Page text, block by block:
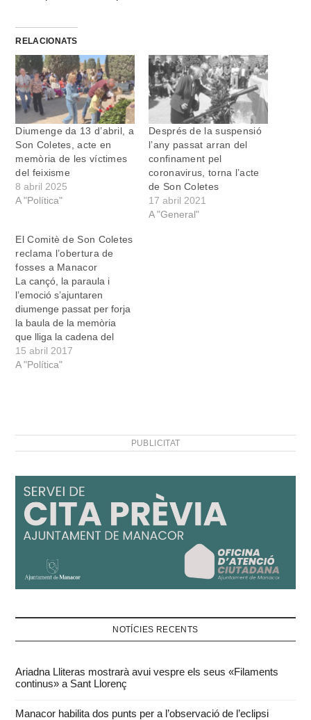
RELACIONATS
Diumenge da 13 d’abril, a
Son Coletes, acte en
memòria de les víctimes
del feixisme
8 abril 2025
A "Política"
Després de la suspensió
l’any passat arran del
confinament pel
coronavirus, torna l’acte
de Son Coletes
17 abril 2021
A "General"
El Comitè de Son Coletes
reclama l’obertura de
fosses a Manacor
La cançó, la paraula i
l’emoció s’ajuntaren
diumenge passat per forja
la baula de la memòria
que lliga la cadena del
present amb la del passat.
Més d’un centenar de
Marga Ros i…
15 abril 2017
A "Política"
PUBLICITAT
NOTÍCIES RECENTS
Ariadna Lliteras mostrarà avui vespre els seus «Filaments
continus» a Sant Llorenç
Manacor habilita dos punts per a l’observació de l’eclipsi